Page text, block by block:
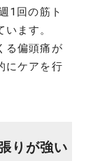
1回の筋ト
ます。
る偏頭痛が
にケアを行
りが強い